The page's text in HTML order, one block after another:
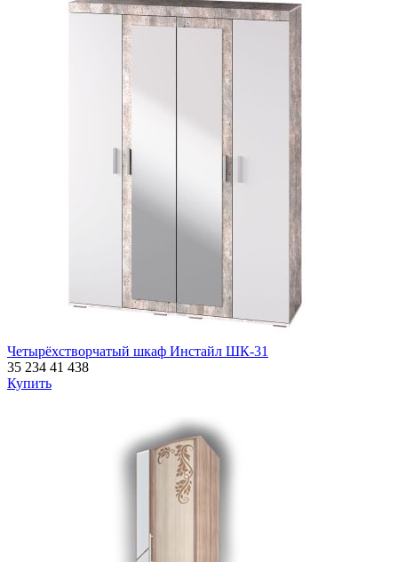
Четырёхстворчатый шкаф Инстайл ШК-31
35 234 41 438
Купить